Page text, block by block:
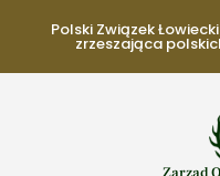
Polski Związek
zrzeszająca